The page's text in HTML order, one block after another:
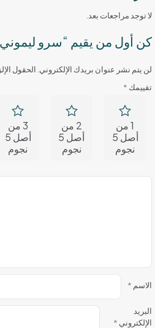
لا توجد مراجعات بعد.
كن أول من يقيم “سرو
لن يتم نشر عنوان بريدك الإلكتروني. الحقول
تقييمك *
1 من
أصل 5
نجوم
2 من
أصل 5
نجوم
3 من
أصل 5
نجوم
الاسم *
البريد
الإلكتروني *